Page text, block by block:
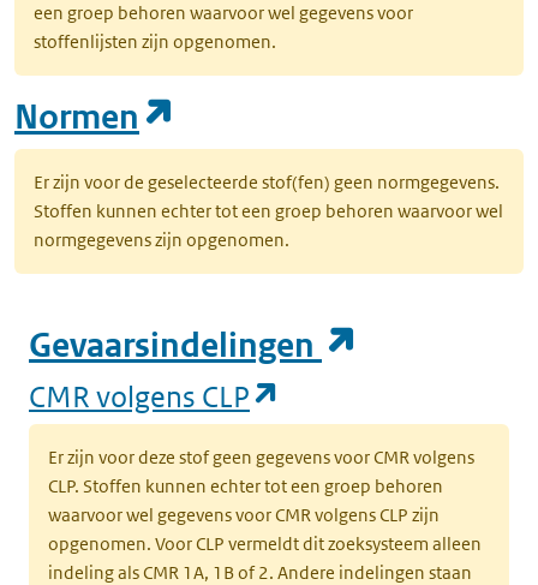
een groep behoren waarvoor wel gegevens voor
stoffenlijsten zijn opgenomen.
Normen
Er zijn voor de geselecteerde stof(fen) geen normgegevens.
Stoffen kunnen echter tot een groep behoren waarvoor wel
normgegevens zijn opgenomen.
Gevaarsindelingen
CMR volgens CLP
Er zijn voor deze stof geen gegevens voor CMR volgens
CLP. Stoffen kunnen echter tot een groep behoren
waarvoor wel gegevens voor CMR volgens CLP zijn
opgenomen. Voor CLP vermeldt dit zoeksysteem alleen
indeling als CMR 1A, 1B of 2. Andere indelingen staan